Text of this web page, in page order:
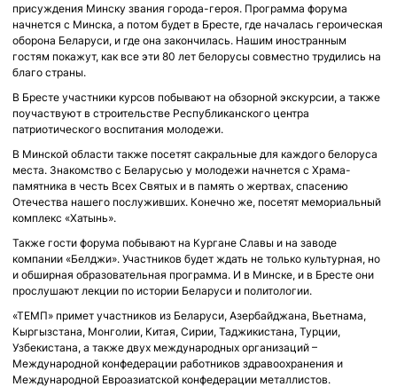
присуждения Минску звания города-героя. Программа форума
начнется с Минска, а потом будет в Бресте, где началась героическая
оборона Беларуси, и где она закончилась. Нашим иностранным
гостям покажут, как все эти 80 лет белорусы совместно трудились на
благо страны.
В Бресте участники курсов побывают на обзорной экскурсии, а также
поучаствуют в строительстве Республиканского центра
патриотического воспитания молодежи.
В Минской области также посетят сакральные для каждого белоруса
места. Знакомство с Беларусью у молодежи начнется с Храма-
памятника в честь Всех Святых и в память о жертвах, спасению
Отечества нашего послуживших. Конечно же, посетят мемориальный
комплекс «Хатынь».
Также гости форума побывают на Кургане Славы и на заводе
компании «Белджи». Участников будет ждать не только культурная, но
и обширная образовательная программа. И в Минске, и в Бресте они
прослушают лекции по истории Беларуси и политологии.
«ТЕМП» примет участников из Беларуси, Азербайджана, Вьетнама,
Кыргызстана, Монголии, Китая, Сирии, Таджикистана, Турции,
Узбекистана, а также двух международных организаций –
Международной конфедерации работников здравоохранения и
Международной Евроазиатской конфедерации металлистов.